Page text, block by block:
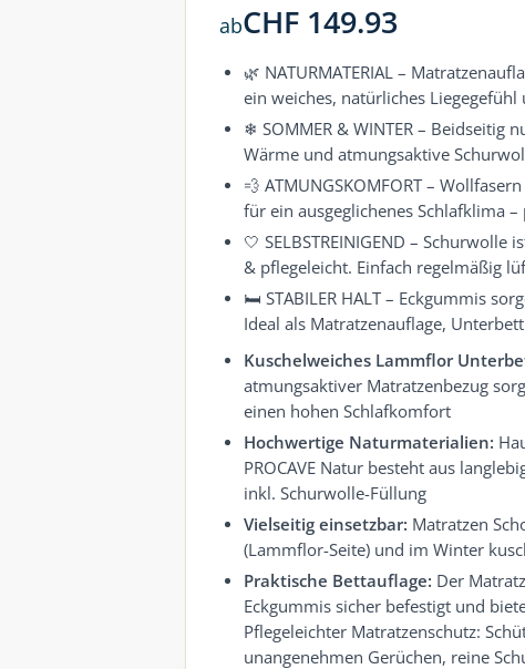
abCHF149.93
🌿 NATURMATERIAL –
ein weiches, natürliches
❄ SOMMER & WINTER – Beidseitig
Wärme und atmungsaktive
💨 ATMUNGSKOMFORT –
für ein ausgeglichenes Schlafklima
🤍 SELBSTREINIGEND –
& pflegeleicht. Einfach regelmäßig
🛏 STABILER HALT – Eckgummis
Ideal als Matratzenauflage,
Kuschelweiches Lammflor
atmungsaktiver Matratzenbezug
einen hohen Schlafkomfort
Hochwertige Naturmaterialien:
PROCAVE Natur besteht aus
inkl. Schurwolle-Füllung
Vielseitig einsetzbar: Matratzen
(Lammflor-Seite) und im Winter
Praktische Bettauflage: Der
Eckgummis sicher befestigt und
Pflegeleichter Matratzenschutz:
unangenehmen Gerüchen, reine